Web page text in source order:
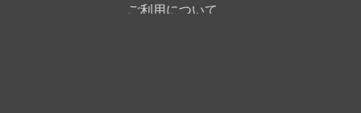
ご利用について